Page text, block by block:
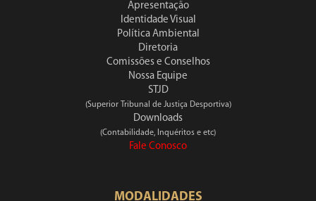
Apresentação
Identidade Visual
Política Ambiental
Diretoria
Comissões e Conselhos
Nossa Equipe
STJD
(Superior Tribunal de Justiça Desportiva)
Downloads
(Contabilidade, Inquéritos e etc)
Fale Conosco
MODALIDADES